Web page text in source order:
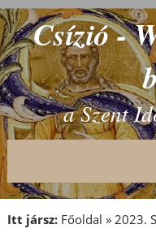
Csízió -
a Szent
Itt jársz: Főoldal » 2023.